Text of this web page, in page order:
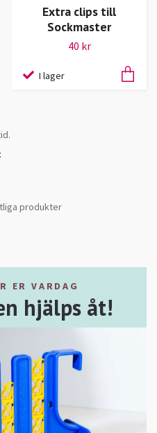
Extra clips till
Sockmaster
40 kr
I lager
produkter
ER VARDAG
hjälps åt!